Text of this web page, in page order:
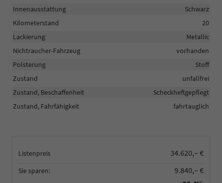
Listenpreis 34.620,– €
Sie sparen:
9.840,– €
Innenausstattung
Schwarz
Kilometerstand
20
Lackierung
Metallic
Nichtraucher-Fahrzeug
vorhanden
Polsterung
Stoff
Zustand
unfallfrei
Zustand, Beschaffenheit
Scheckheftgepflegt
Zustand, Fahrfähigkeit
fahrtauglich